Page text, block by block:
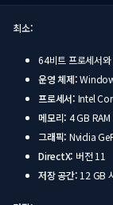
최소:
64비트 프로세서
운영 체제:
프로세서: Intel
메모리: 4 GB RAM
그래픽: Nvidia
DirectX: 버전 11
저장 공간: 12 GB